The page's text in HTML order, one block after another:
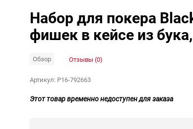
Набор для покера
фишек в кейсе из
Обзор Отзывы (0)
Артикул: P16-792663
Этот товар временно недоступен для заказа